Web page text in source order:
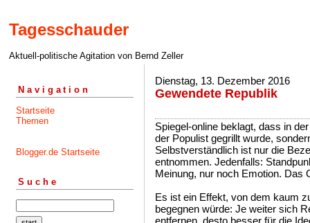
Tagesschauder
Aktuell-politische Agitation von Bernd Zeller
Navigation
Startseite
Themen
Blogger.de Startseite
Suche
Dienstag, 13. Dezember 2016
Gewendete Republik
Spiegel-online beklagt, dass in
der Populist gegrillt wurde,
Selbstverständlich ist nur die
entnommen. Jedenfalls:
Meinung, nur noch Emotion. Das
Es ist ein Effekt, von dem kaum
begegnen würde: Je weiter sich
entfernen, desto besser für die